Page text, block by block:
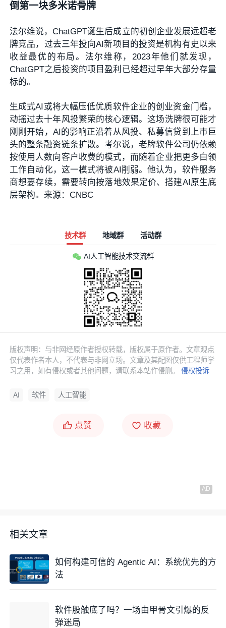
倒第一块多米诺骨牌
法尔维说，ChatGPT诞生后成立的初创企业发展远超老
牌竞品，过去三年投向AI新项目的投资是机构有史以来
收益最优的布局。法尔维称，2023年他们就发现，
ChatGPT之后投资的项目盈利已经超过早年大部分存量
标的。
生成式AI或将大幅压低优质软件企业的创业资金门槛，
动摇过去十年风投繁荣的核心逻辑。这场洗牌很可能才
刚刚开始，AI的影响正沿着从风投、私募信贷到上市巨
头的整条融资链条扩散。考尔说，老牌软件公司仍依赖
按使用人数向客户收费的模式，而随着企业把更多白领
工作自动化，这一模式将被AI削弱。他认为，软件服务
商想要存续，需要转向按落地效果定价、搭建AI原生底
层架构。来源：CNBC
技术群 地域群 活动群
AI人工智能技术交流群
版权声明：与非网经原作者授权转载，版权属于原作者。文章观点
仅代表作者本人，不代表与非网立场。文章及其配图仅供工程师学
习之用，如有侵权或者其他问题，请联系本站作侵删。侵权投诉
AI 软件 人工智能
点赞 收藏
相关文章
如何构建可信的 Agentic AI：系统优先的方
法
软件股触底了吗？一场由甲骨文引爆的反
弹迷局